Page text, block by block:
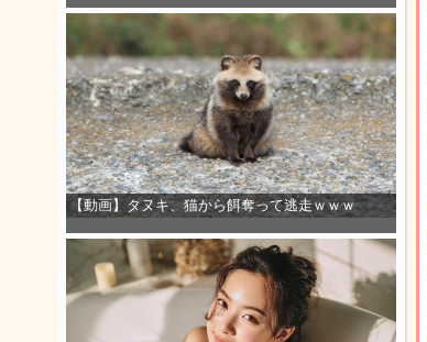
【動画】タヌキ、猫から餌奪って逃走ｗｗｗ